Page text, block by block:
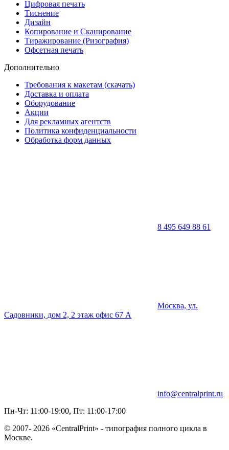
Цифровая печать
Тиснение
Дизайн
Копирование и Сканирование
Тиражирование (Ризография)
Офсетная печать
Дополнительно
Требования к макетам (скачать)
Доставка и оплата
Оборудование
Акции
Для рекламных агентств
Политика конфиденциальности
Обработка форм данных
8 495 649 88 61
Москва, ул.
Садовники, дом 2, 2 этаж офис 67 А
info@centralprint.ru
Пн-Чт: 11:00-19:00, Пт: 11:00-17:00
© 2007- 2026 «CentralPrint» - типография полного цикла в
Москве.